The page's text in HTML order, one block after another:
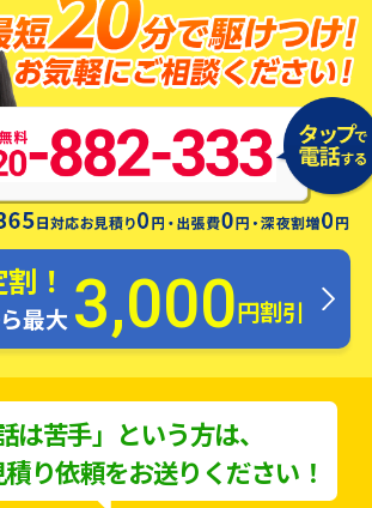
り・修理お電話一本ですぐ
お伺いします！
！
最大 3,000円割引
は苦手」という方は、
り依頼をお送りください！